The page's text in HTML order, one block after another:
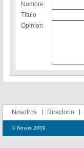
Nombre
Título
Opinion
Nosotros Directorio
© Novus 2009